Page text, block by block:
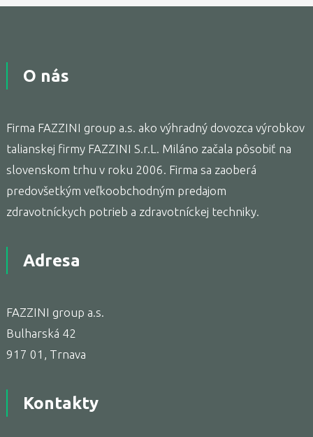
O nás
Firma FAZZINI group a.s. ako výhradný dovozca výrobkov
talianskej firmy FAZZINI S.r.L. Miláno začala pôsobiť na
slovenskom trhu v roku 2006. Firma sa zaoberá
predovšetkým veľkoobchodným predajom
zdravotníckych potrieb a zdravotníckej techniky.
Adresa
FAZZINI group a.s.
Bulharská 42
917 01, Trnava
Kontakty